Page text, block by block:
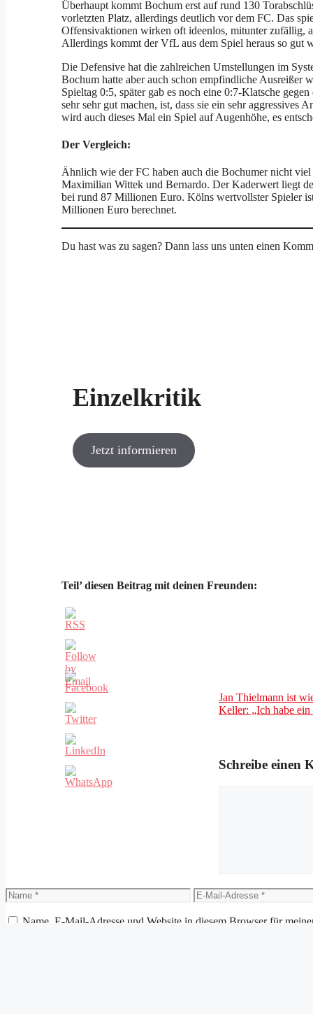
Überhaupt kommt Bochum erst auf rund 130
vorletzten Platz, allerdings deutlich vor dem FC. Das
Offensivaktionen wirken oft ideenlos, mitunter zufällig,
Allerdings kommt der VfL aus dem Spiel heraus so gut
Die Defensive hat die zahlreichen Umstellungen im
Bochum hatte aber auch schon empfindliche Ausreißer
Spieltag 0:5, später gab es noch eine 0:7-Klatsche
sehr sehr gut machen, ist, dass sie ein sehr aggressives
wird auch dieses Mal ein Spiel auf Augenhöhe, es
Der Vergleich:
Ähnlich wie der FC haben auch die Bochumer nicht
Maximilian Wittek und Bernardo. Der Kaderwert liegt
bei rund 87 Millionen Euro. Kölns wertvollster Spieler
Millionen Euro berechnet.
Du hast was zu sagen? Dann lass uns unten einen
Einzelkritik
Jetzt informieren
Teil’ diesen Beitrag mit deinen Freunden:
Jan Thielmann ist
Keller: „Ich habe ein
Schreibe einen
Name
E-
Mail-
Adresse
Name, E-Mail-Adresse und Website in diesem Browser für